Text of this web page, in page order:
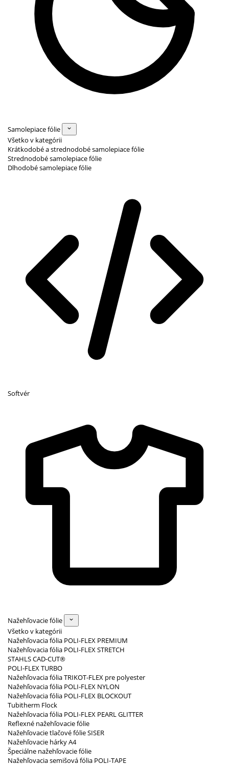
Samolepiace fólie
Všetko v kategórii
Krátkodobé a strednodobé samolepiace fólie
Strednodobé samolepiace fólie
Dlhodobé samolepiace fólie
Softvér
Nažehľovacie fólie
Všetko v kategórii
Nažehľovacia fólia POLI-FLEX PREMIUM
Nažehľovacia fólia POLI-FLEX STRETCH
STAHLS CAD-CUT®
POLI-FLEX TURBO
Nažehľovacia fólia TRIKOT-FLEX pre polyester
Nažehľovacia fólia POLI-FLEX NYLON
Nažehľovacia fólia POLI-FLEX BLOCKOUT
Tubitherm Flock
Nažehľovacia fólia POLI-FLEX PEARL GLITTER
Reflexné nažehľovacie fólie
Nažehľovacie tlačové fólie SISER
Nažehľovacie hárky A4
Špeciálne nažehľovacie fólie
Nažehľovacia semišová fólia POLI-TAPE